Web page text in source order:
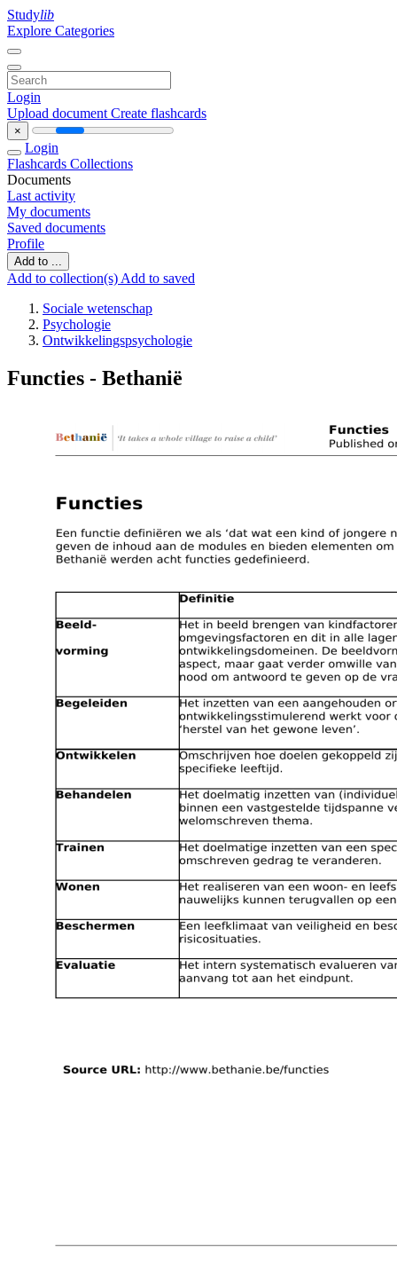
Studylib
Explore Categories
Login
Upload document Create flashcards
×
Login
Flashcards Collections
Documents
Last activity
My documents
Saved documents
Profile
Add to ...
Add to collection(s) Add to saved
Sociale wetenschap
Psychologie
Ontwikkelingspsychologie
Functies - Bethanië